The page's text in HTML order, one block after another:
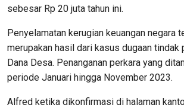
sebesar Rp 20 juta tahun ini.
Penyelamatan kerugian keuangan negara
merupakan hasil dari kasus dugaan tindak
Dana Desa. Penanganan perkara yang
periode Januari hingga November 2023.
Alfred ketika dikonfirmasi di halaman